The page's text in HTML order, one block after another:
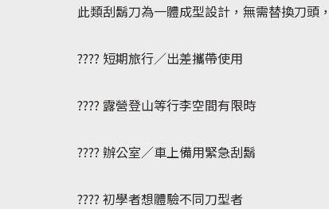
此類刮鬍刀為一體成型設計，無需替換刀頭
???? 短期旅行／出差攜帶使用
???? 露營登山等行李空間有限時
???? 辦公室／車上備用緊急刮鬍
???? 初學者想體驗不同刀型者